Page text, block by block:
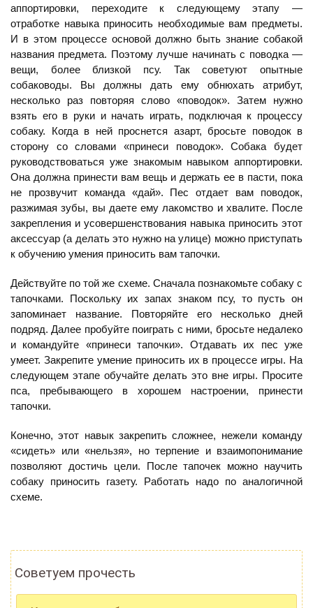
аппортировки, переходите к следующему этапу —
отработке навыка приносить необходимые вам предметы.
И в этом процессе основой должно быть знание собакой
названия предмета. Поэтому лучше начинать с поводка —
вещи, более близкой псу. Так советуют опытные
собаководы. Вы должны дать ему обнюхать атрибут,
несколько раз повторяя слово «поводок». Затем нужно
взять его в руки и начать играть, подключая к процессу
собаку. Когда в ней проснется азарт, бросьте поводок в
сторону со словами «принеси поводок». Собака будет
руководствоваться уже знакомым навыком аппортировки.
Она должна принести вам вещь и держать ее в пасти, пока
не прозвучит команда «дай». Пес отдает вам поводок,
разжимая зубы, вы даете ему лакомство и хвалите. После
закрепления и усовершенствования навыка приносить этот
аксессуар (а делать это нужно на улице) можно приступать
к обучению умения приносить вам тапочки.
Действуйте по той же схеме. Сначала познакомьте собаку с
тапочками. Поскольку их запах знаком псу, то пусть он
запоминает название. Повторяйте его несколько дней
подряд. Далее пробуйте поиграть с ними, бросьте недалеко
и командуйте «принеси тапочки». Отдавать их пес уже
умеет. Закрепите умение приносить их в процессе игры. На
следующем этапе обучайте делать это вне игры. Просите
пса, пребывающего в хорошем настроении, принести
тапочки.
Конечно, этот навык закрепить сложнее, нежели команду
«сидеть» или «нельзя», но терпение и взаимопонимание
позволяют достичь цели. После тапочек можно научить
собаку приносить газету. Работать надо по аналогичной
схеме.
Советуем прочесть